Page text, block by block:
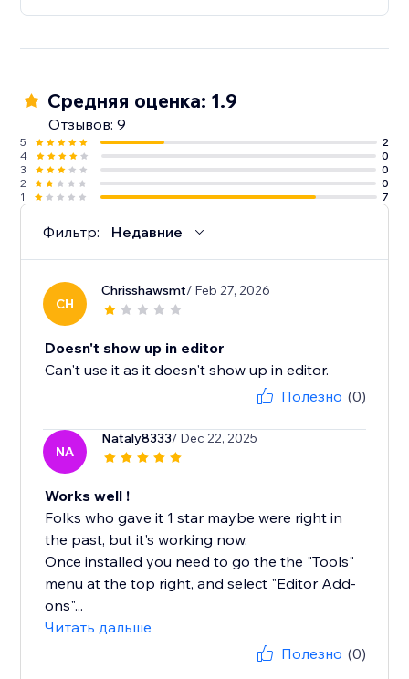
Средняя оценка: 1.9
Отзывов: 9
5
2
4
0
3
0
2
0
1
7
Фильтр: Недавние
CH
Chrisshawsmt/ Feb 27, 2026
Doesn't show up in editor
Can't use it as it doesn't show up in editor.
Полезно (0)
NA
Nataly8333/ Dec 22, 2025
Works well !
Folks who gave it 1 star maybe were right in
the past, but it's working now.
Once installed you need to go the the "Tools"
menu at the top right, and select "Editor Add-
ons"...
Читать дальше
Полезно (0)